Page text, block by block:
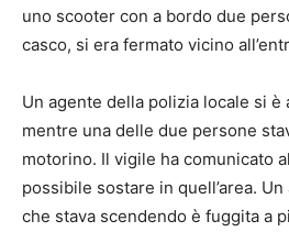
uno scooter con a bordo due
casco, si era fermato vicino
Un agente della polizia locale si è
mentre una delle due persone
motorino. Il vigile ha comunicato
possibile sostare in quell’area.
che stava scendendo è fuggita a